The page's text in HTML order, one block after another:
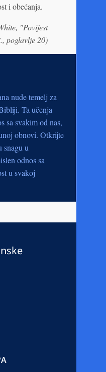
i obećanja.
"Povijest
poglavlje 20)
nude temelj za
Ta učenja
sa svakim od nas,
obnovi. Otkrijte
snagu u
odnos sa
u svakoj